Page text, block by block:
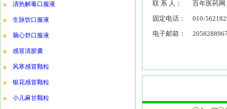
清热解毒口服液
生脉饮口服液
脑心舒口服液
感冒清胶囊
风寒感冒颗粒
银花感冒颗粒
小儿麻甘颗粒
联 系 人：
百年医药网
固定电话：
010-
电子邮箱：